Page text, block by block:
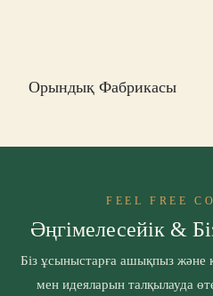
Орындық Фабрикасы
FEEL FREE
Әңгімелесейік &
Біз ұсыныстарға ашықпыз және
мен идеяларын талқылауда